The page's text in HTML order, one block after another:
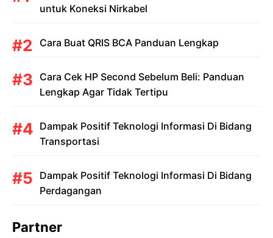
untuk Koneksi Nirkabel
Cara Buat QRIS BCA Panduan Lengkap
Cara Cek HP Second Sebelum Beli: Panduan
Lengkap Agar Tidak Tertipu
Dampak Positif Teknologi Informasi Di Bidang
Transportasi
Dampak Positif Teknologi Informasi Di Bidang
Perdagangan
Partner